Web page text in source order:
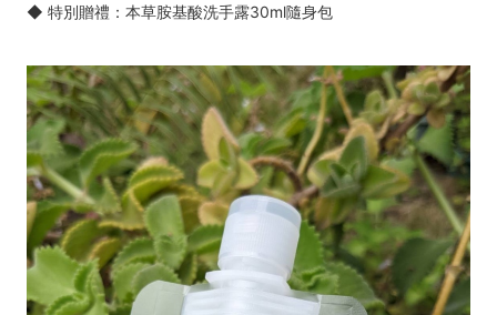
◆ 特別贈禮：本草胺基酸洗手露30ml隨身包